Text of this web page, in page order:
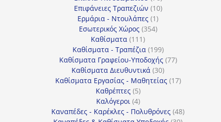
προϊόντα
Επιφάνειες Τραπεζιών 1010
Ερμάρια - Ντουλάπες 11
προϊόν
Εσωτερικός Χώρος 354354
Καθίσματα 111111
προϊόντα
Καθίσματα - Τραπέζια 199199
προϊόντα
Καθίσματα Γραφείου-Υποδοχής 7777
Καθίσματα Διευθυντικά 3030
προϊόντα
Καθίσματα Εργασίας - Μαθητείας 1717
Καθρέπτες 55
προϊόντα
Καλόγεροι 44
προϊόντα
Καναπέδες - Καρέκλες - Πολυθρόνες 4848